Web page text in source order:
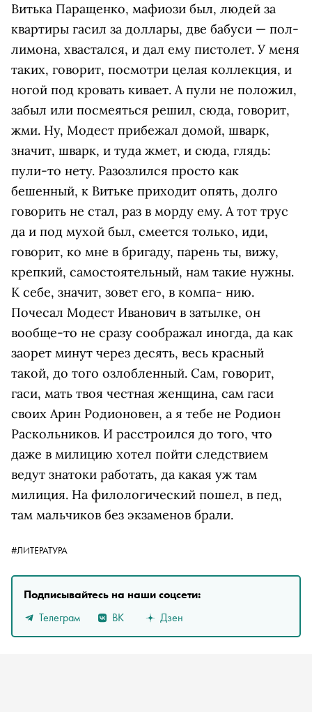
Витька Паращенко, мафиози был, людей за
квартиры гасил за доллары, две бабуси — пол-
лимона, хвастался, и дал ему пистолет. У меня
таких, говорит, посмотри целая коллекция, и
ногой под кровать кивает. А пули не положил,
забыл или посмеяться решил, сюда, говорит,
жми. Ну, Модест прибежал домой, шварк,
значит, шварк, и туда жмет, и сюда, глядь:
пули-то нету. Разозлился просто как
бешенный, к Витьке приходит опять, долго
говорить не стал, раз в морду ему. А тот трус
да и под мухой был, смеется только, иди,
говорит, ко мне в бригаду, парень ты, вижу,
крепкий, самостоятельный, нам такие нужны.
К себе, значит, зовет его, в компа- нию.
Почесал Модест Иванович в затылке, он
вообще-то не сразу соображал иногда, да как
заорет минут через десять, весь красный
такой, до того озлобленный. Cам, говорит,
гаcи, мать твоя честная женщина, сам гаси
своих Арин Родионовен, а я тебе не Родион
Раскольников. И расстроился до того, что
даже в милицию хотел пойти следствием
ведут знатоки работать, да какая уж там
милиция. На филологический пошел, в пед,
там мальчиков без экзаменов брали.
#ЛИТЕРАТУРА
Подписывайтесь на наши соцсети:
Телеграм
ВК Дзен